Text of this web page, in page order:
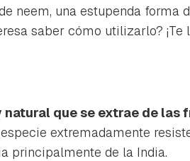
has de iniciar sesión con tu
neem, una estupenda forma
saber cómo utilizarlo? ¡Te
que se extrae de las
especie extremadamente
principalmente de la India.
a nuestro boletín.